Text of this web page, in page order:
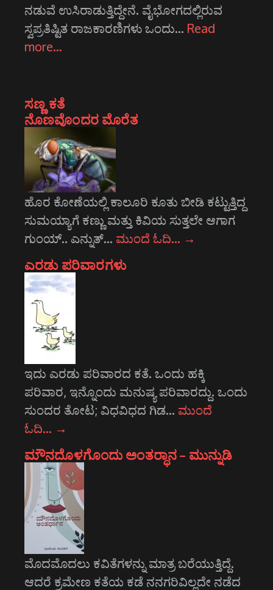
ನಡುವೆ ಉಸಿರಾಡುತ್ತಿದ್ದೇನೆ. ವೈಭೋಗದಲ್ಲಿರುವ
ಸ್ವಪ್ರತಿಷ್ಟಿತ ರಾಜಕಾರಣಿಗಳು ಒಂದು… Read
more…
ಸಣ್ಣ ಕತೆ
ನೊಣವೊಂದರ ಮೊರೆತ
ಹೊರ ಕೋಣೆಯಲ್ಲಿ ಕಾಲೂರಿ ಕೂತು ಬೀಡಿ ಕಟ್ಟುತ್ತಿದ್ದ
ಸುಮಯ್ಯಾಗೆ ಕಣ್ಣು ಮತ್ತು ಕಿವಿಯ ಸುತ್ತಲೇ ಆಗಾಗ
ಗುಂಯ್.. ಎನ್ನುತ್… ಮುಂದೆ ಓದಿ… →
ಎರಡು ಪರಿವಾರಗಳು
ಇದು ಎರಡು ಪರಿವಾರದ ಕತೆ. ಒಂದು ಹಕ್ಕಿ
ಪರಿವಾರ, ಇನ್ನೊಂದು ಮನುಷ್ಯ ಪರಿವಾರದ್ದು. ಒಂದು
ಸುಂದರ ತೋಟ; ವಿಧವಿಧದ ಗಿಡ… ಮುಂದೆ
ಓದಿ… →
ಮೌನದೊಳಗೊಂದು ಅಂತರ್‍ಧಾನ – ಮುನ್ನುಡಿ
ಮೊದಮೊದಲು ಕವಿತೆಗಳನ್ನು ಮಾತ್ರ ಬರೆಯುತ್ತಿದ್ದೆ.
ಆದರೆ ಕ್ರಮೇಣ ಕತೆಯ ಕಡೆ ನನಗರಿವಿಲ್ಲದೇ ನಡೆದ